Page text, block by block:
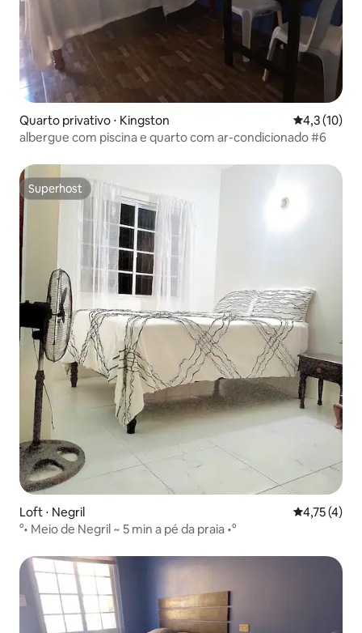
Quarto privativo ⋅ Kingston 4,3 de uma
4,3 (10)
albergue com piscina e quarto com ar-condicionado #6
Superhost
Superhost
Loft ⋅ Negril 4,75 de
4,75 (4)
°• Meio de Negril ~ 5 min a pé da praia •°